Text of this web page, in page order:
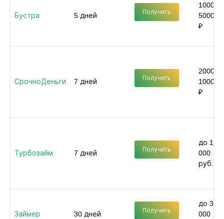
Бустра 5 дней Получить
1000 -
50000
₽
СрочноДеньги 7 дней Получить
2000 -
100000
₽
Турбозайм 7 дней Получить
до 100
000
руб.
Займер 30 дней Получить
до 30
000